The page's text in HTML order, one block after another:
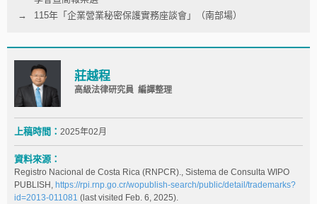
115年「企業營業秘密保護實務座談會」（南部場）
莊越程
高級法律研究員 編譯整理
上稿時間： 2025年02月
資料來源：
Registro Nacional de Costa Rica (RNPCR)., Sistema de Consulta WIPO
PUBLISH, https://rpi.rnp.go.cr/wopublish-search/public/detail/trademarks?
id=2013-011081 (last visited Feb. 6, 2025).